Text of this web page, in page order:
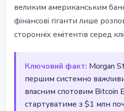
великим американським
фінансові гіганти лише
сторонніх емітентів серед
Ключовий факт: Morgan
першим системно
власним спотовим Bitcoin
стартуватиме з $1 млн